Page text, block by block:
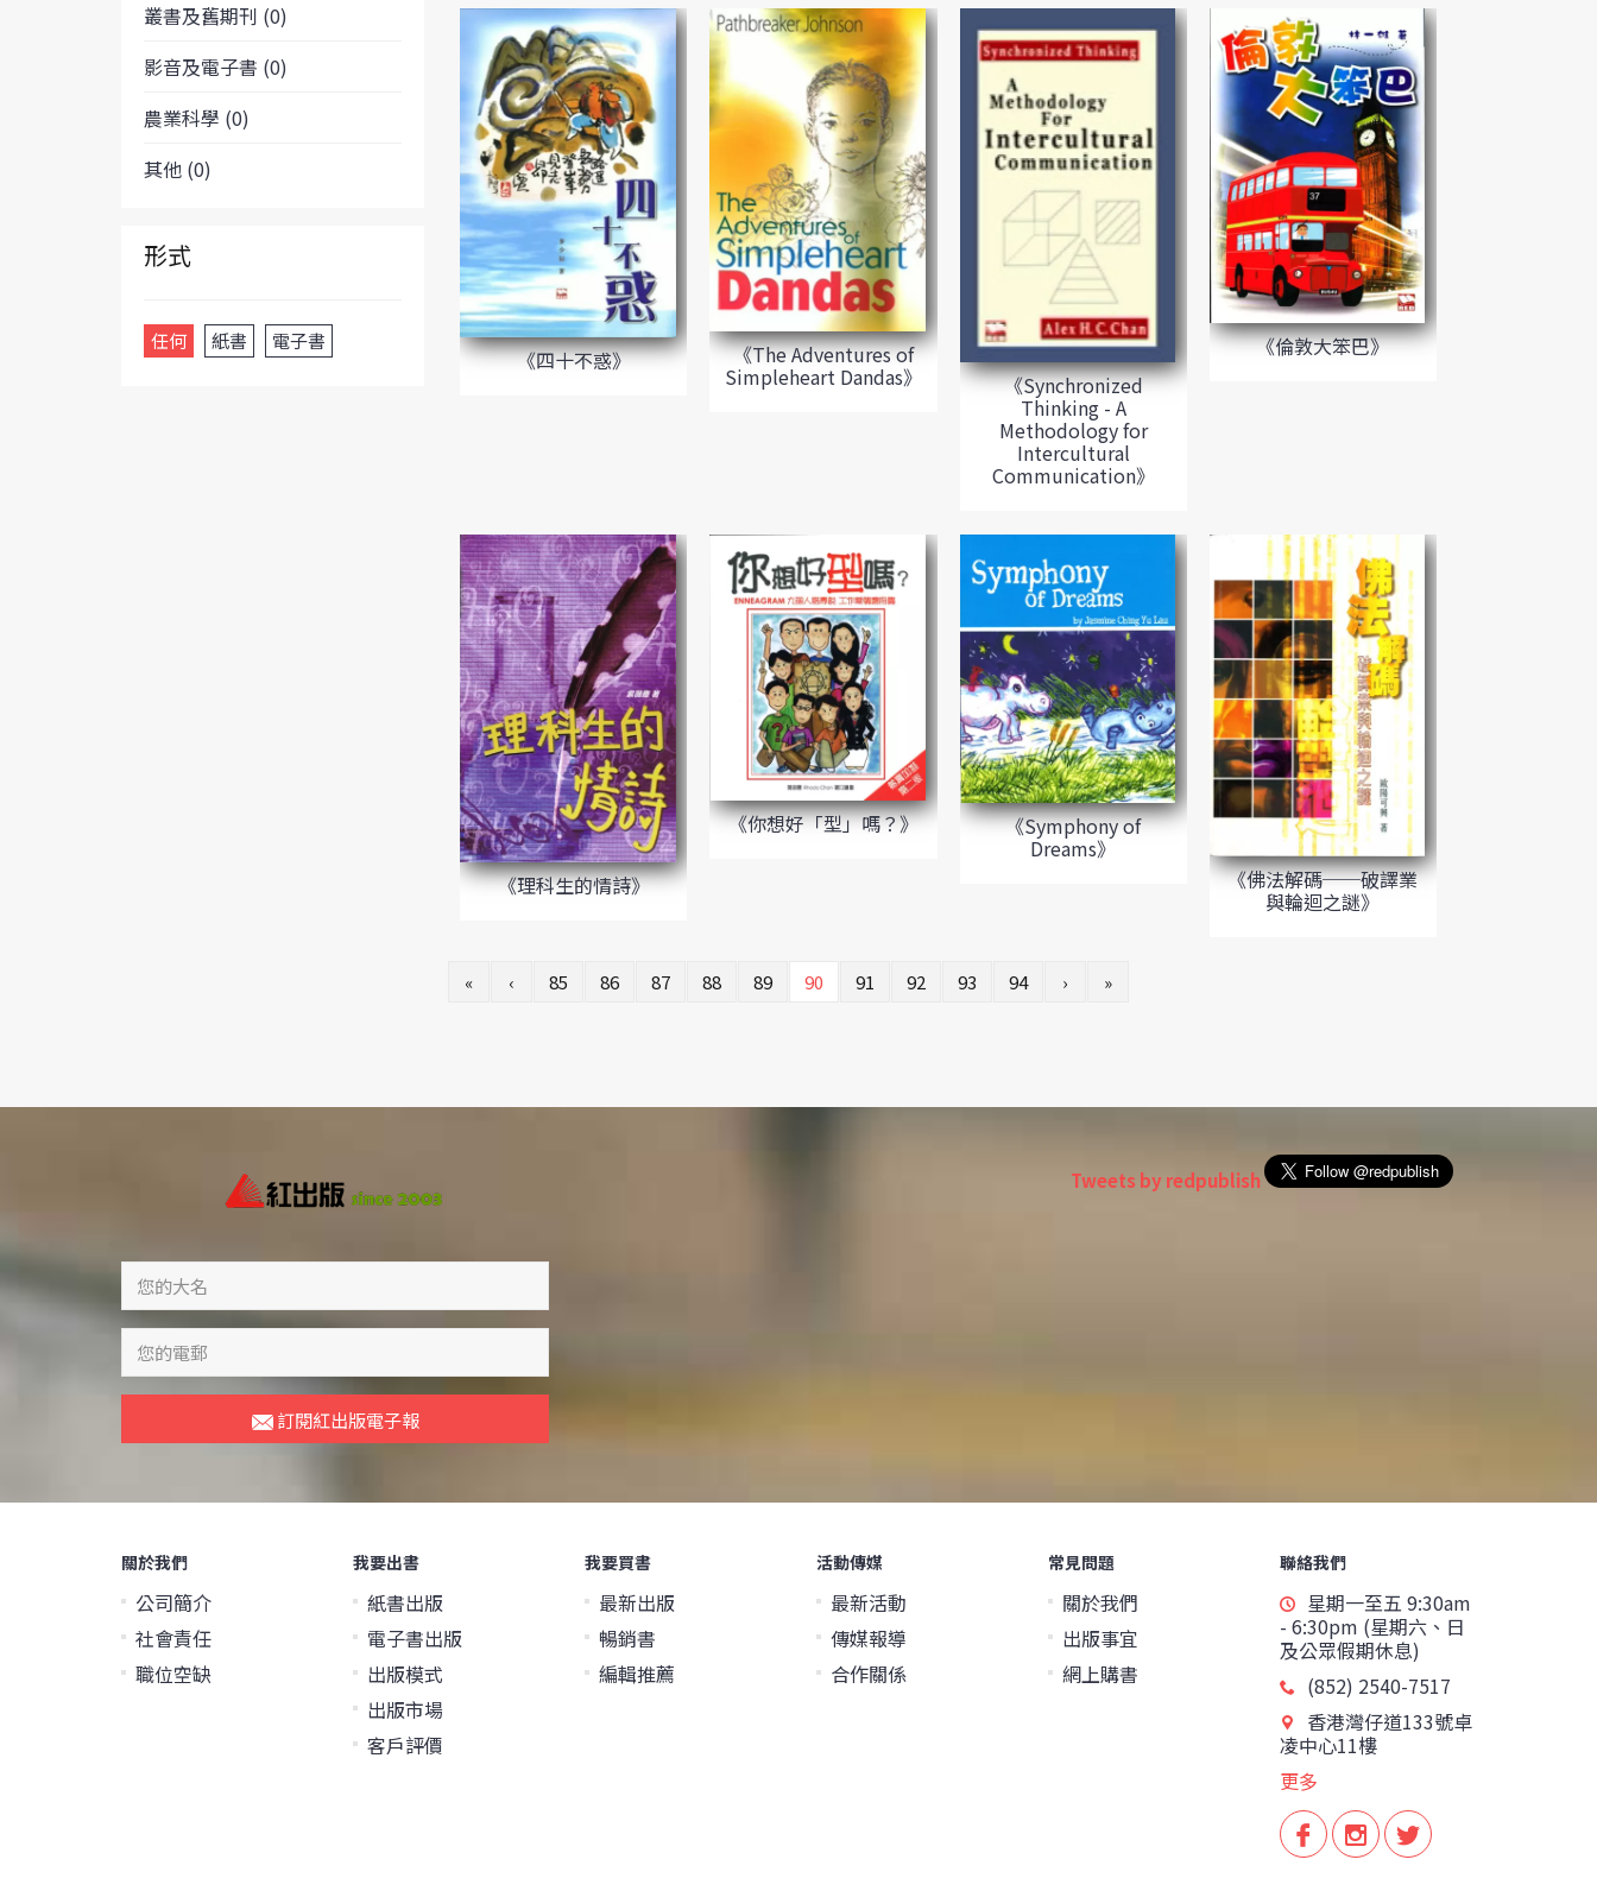
叢書及舊期刊 (0)
影音及電子書 (0)
農業科學 (0)
其他 (0)
形式
任何 紙書 電子書
《四十不惑》 《The Adventures of
Simpleheart Dandas》 《Synchronized
Thinking - A
Methodology for
Intercultural
Communication》
《倫敦大笨巴》
《理科生的情詩》
《你想好「型」嗎？》 《Symphony of
Dreams》
《佛法解碼──破譯業
與輪迴之謎》
« ‹ 85 86 87 88 89 90 91 92 93 94 › »
訂閱紅出版電子報
Tweets by redpublish
關於我們
公司簡介
社會責任
職位空缺
我要出書
紙書出版
電子書出版
出版模式
出版市場
客戶評價
我要買書
最新出版
暢銷書
編輯推薦
活動傳媒
最新活動
傳媒報導
合作關係
常見問題
關於我們
出版事宜
網上購書
聯絡我們
星期一至五 9:30am
- 6:30pm (星期六、日
及公眾假期休息)
(852) 2540-7517
香港灣仔道133號卓
凌中心11樓
更多